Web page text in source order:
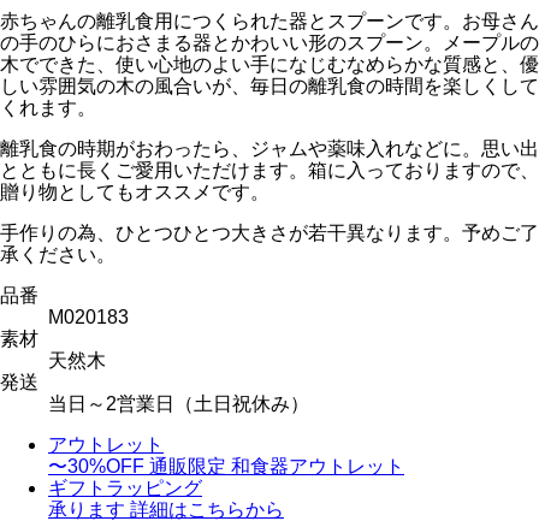
赤ちゃんの離乳食用につくられた器とスプーンです。お母さん
の手のひらにおさまる器とかわいい形のスプーン。メープルの
木でできた、使い心地のよい手になじむなめらかな質感と、優
しい雰囲気の木の風合いが、毎日の離乳食の時間を楽しくして
くれます。
離乳食の時期がおわったら、ジャムや薬味入れなどに。思い出
とともに長くご愛用いただけます。箱に入っておりますので、
贈り物としてもオススメです。
手作りの為、ひとつひとつ大きさが若干異なります。予めご了
承ください。
品番
M020183
素材
天然木
発送
当日～2営業日（土日祝休み）
アウトレット
〜30%OFF 通販限定 和食器アウトレット
ギフトラッピング
承ります 詳細はこちらから